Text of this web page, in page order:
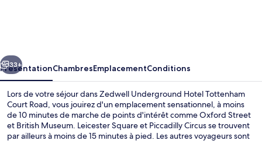
Court
Road
Suivant
33+
PrésentationChambresEmplacementConditions
Lors de votre séjour dans Zedwell Underground Hotel Tottenham
Court Road, vous jouirez d'un emplacement sensationnel, à moins
de 10 minutes de marche de points d'intérêt comme Oxford Street
et British Museum. Leicester Square et Piccadilly Circus se trouvent
par ailleurs à moins de 15 minutes à pied. Les autres voyageurs sont